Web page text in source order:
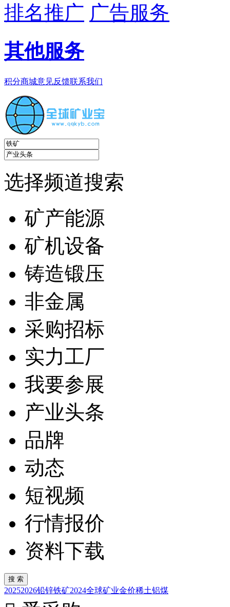
排名推广 广告服务
其他服务
积分商城意见反馈联系我们
选择频道搜索
矿产能源
矿机设备
铸造锻压
非金属
采购招标
实力工厂
我要参展
产业头条
品牌
动态
短视频
行情报价
资料下载
20252026铅锌铁矿2024全球矿业金价稀土铝煤